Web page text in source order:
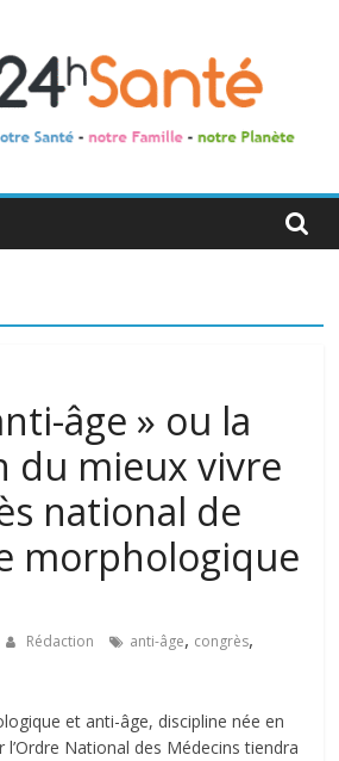
âge » ou la
du mieux vivre
national de
morphologique
Rédaction anti-âge, congrès,
et anti-âge, discipline née en
National des Médecins tiendra